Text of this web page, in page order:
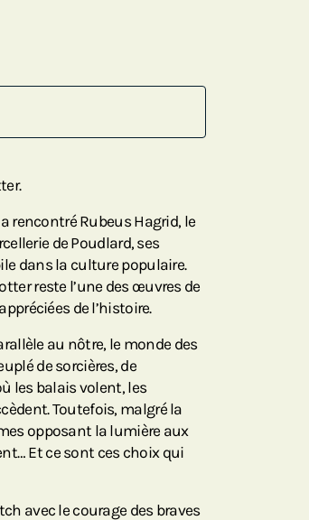
rencontré Rubeus Hagrid, le
de Poudlard, ses
dans la culture populaire.
reste l’une des œuvres de
de l’histoire.
au nôtre, le monde des
de sorcières, de
les balais volent, les
Toutefois, malgré la
opposant la lumière aux
Et ce sont ces choix qui
avec le courage des braves